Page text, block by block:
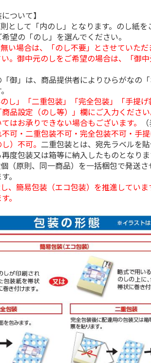
ついて】
として「内のし」となります。のし紙を
望の「のし」を選んでください。
い場合は、「のし不要」とさせていただ
。御中元のしをご希望の場合は、「御
御」は、商品提供者によりひらがなの
のし」「二重包装」「完全包装」「手提
品設定（のし等）」欄にご入力ください
はお承りできない場合もございます。
可・二重包装不可・完全包装不可・手提
）不可。 二重包装とは、宛先ラベルを
度包装又は箱等に納入したものとなりま
（原則、同一商品）を一括梱包で発送
。
、簡易包装（エコ包装）を推進していま
。